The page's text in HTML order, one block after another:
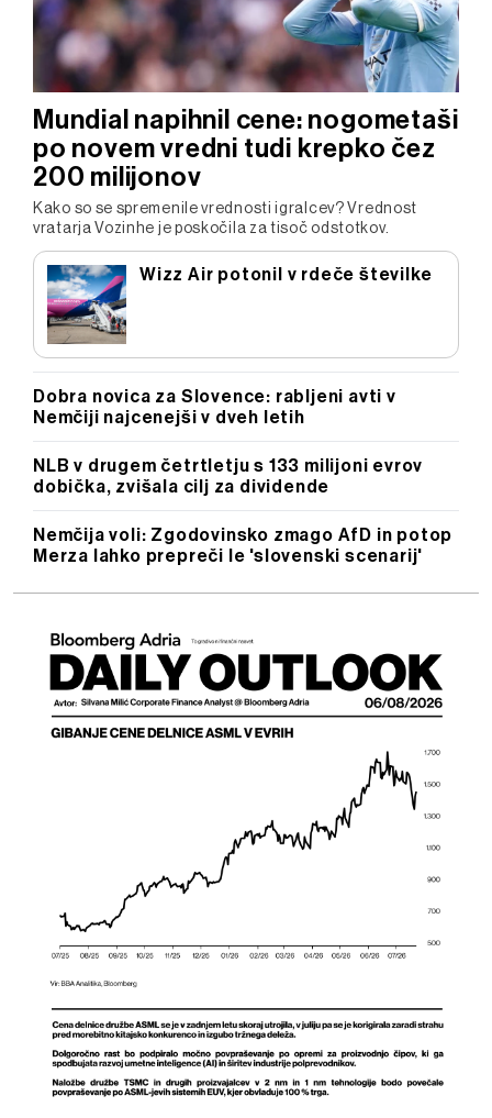
Mundial napihnil cene: nogometaši
po novem vredni tudi krepko čez
200 milijonov
Kako so se spremenile vrednosti igralcev? Vrednost
vratarja Vozinhe je poskočila za tisoč odstotkov.
Wizz Air potonil v rdeče številke
Dobra novica za Slovence: rabljeni avti v
Nemčiji najcenejši v dveh letih
NLB v drugem četrtletju s 133 milijoni evrov
dobička, zvišala cilj za dividende
Nemčija voli: Zgodovinsko zmago AfD in potop
Merza lahko prepreči le 'slovenski scenarij'